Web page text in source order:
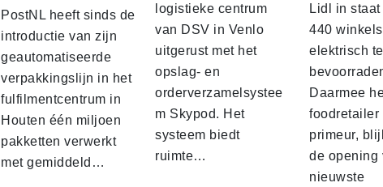
PostNL heeft sinds de
introductie van zijn
geautomatiseerde
verpakkingslijn in het
fulfilmentcentrum in
Houten één miljoen
pakketten verwerkt
met gemiddeld…
logistieke centrum
van DSV in Venlo
uitgerust met het
opslag- en
orderverzamelsystee
m Skypod. Het
systeem biedt
ruimte…
Lidl in
440 winkels
elektrisch te
Daarmee
foodretailer
primeur,
de opening
nieuwste